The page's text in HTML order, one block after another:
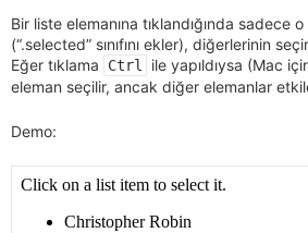
Bir liste elemanına tıklandığında sadece
(“.selected” sınıfını ekler), diğerlerinin
Eğer tıklama
Ctrl ile yapıldıysa (Mac
eleman seçilir, ancak diğer elemanlar
Demo: